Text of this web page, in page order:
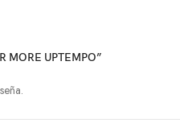
MORE UPTEMPO”